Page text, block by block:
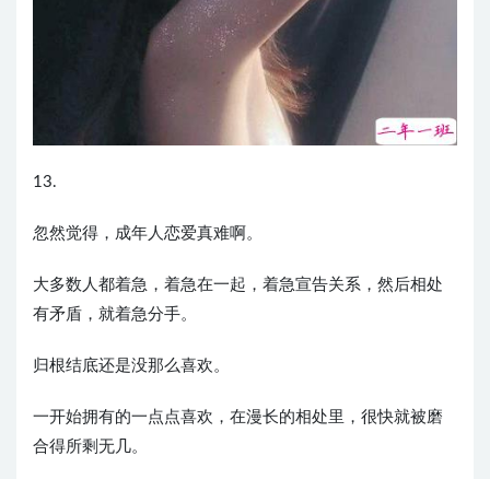
13.
忽然觉得，成年人恋爱真难啊。
大多数人都着急，着急在一起，着急宣告关系，然后相处
有矛盾，就着急分手。
归根结底还是没那么喜欢。
一开始拥有的一点点喜欢，在漫长的相处里，很快就被磨
合得所剩无几。